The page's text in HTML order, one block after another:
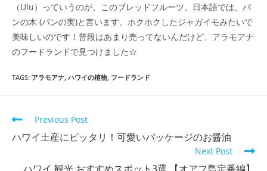
（Ulu）っていうのが、このブレッドフルーツ。日本語では、パ
ンの木 (パンの実)と言います。ホクホクしたジャガイモみたいで
美味しいのです！普段はあまり売ってないんだけど、アラモアナ
のフードランドで見つけました☆
TAGS: アラモアナ, ハワイの植物, フードランド
Previous Post
ハワイ土産にピッタリ！可愛いパッケージのお醤油
Next Post